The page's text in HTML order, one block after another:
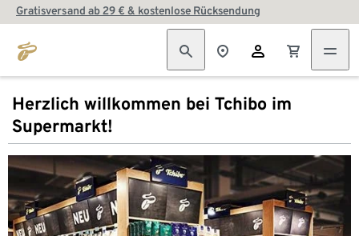
Gratisversand ab 29 € & kostenlose Rücksendung
Herzlich willkommen bei Tchibo im
Supermarkt!